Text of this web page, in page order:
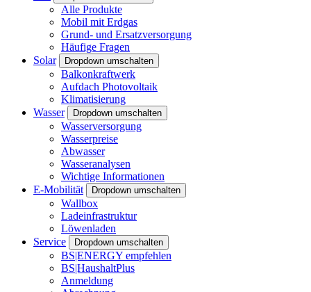
Alle Produkte
Mobil mit Erdgas
Grund- und Ersatzversorgung
Häufige Fragen
Solar
Dropdown umschalten
Balkonkraftwerk
Aufdach Photovoltaik
Klimatisierung
Wasser
Dropdown umschalten
Wasserversorgung
Wasserpreise
Abwasser
Wasseranalysen
Wichtige Informationen
E-Mobilität
Dropdown umschalten
Wallbox
Ladeinfrastruktur
Löwenladen
Service
Dropdown umschalten
BS|ENERGY empfehlen
BS|HaushaltPlus
Anmeldung